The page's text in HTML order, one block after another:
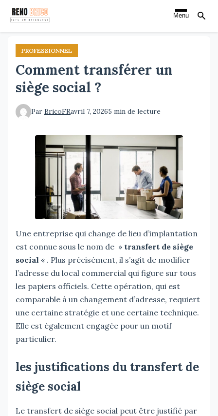
Aller
contenu
principal
Menu
PROFESSIONNEL
Comment transférer un
siège social ?
Par BricoFRavril 7, 20265 min de lecture
Une entreprise qui change de lieu d’implantation
est connue sous le nom de » transfert de siège
social « . Plus précisément, il s’agit de modifier
l’adresse du local commercial qui figure sur tous
les papiers officiels. Cette opération, qui est
comparable à un changement d’adresse, requiert
une certaine stratégie et une certaine technique.
Elle est également engagée pour un motif
particulier.
les justifications du transfert de
siège social
Le transfert de siège social peut être justifié par